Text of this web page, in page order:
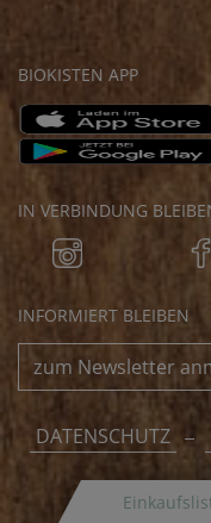
BIOKISTEN APP
IN VERBINDUNG
INFORMIERT BLEIBEN
zum Newsletter
DATENSCHUTZ